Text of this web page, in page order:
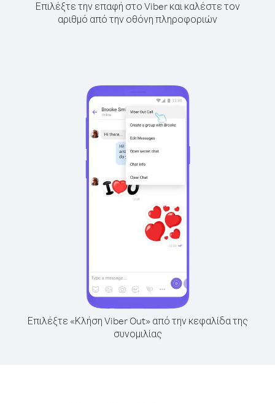
Επιλέξτε την επαφή στο Viber και καλέστε τον
αριθμό από την οθόνη πληροφοριών
Επιλέξτε «Κλήση Viber Out» από την κεφαλίδα της
συνομιλίας